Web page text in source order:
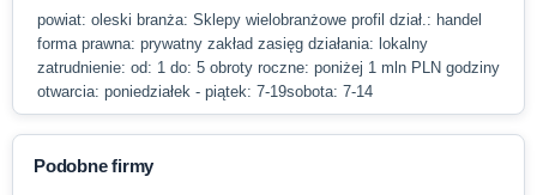
powiat: oleski branża: Sklepy wielobranżowe profil dział.: handel
forma prawna: prywatny zakład zasięg działania: lokalny
zatrudnienie: od: 1 do: 5 obroty roczne: poniżej 1 mln PLN godziny
otwarcia: poniedziałek - piątek: 7-19sobota: 7-14
Podobne firmy